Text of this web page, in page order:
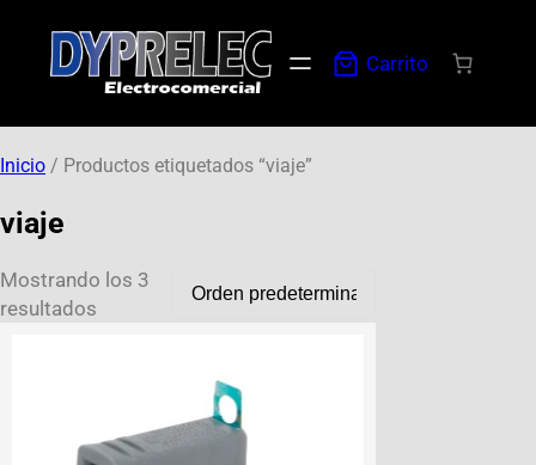
Carrito
Inicio / Productos etiquetados “viaje”
viaje
Mostrando los 3
resultados